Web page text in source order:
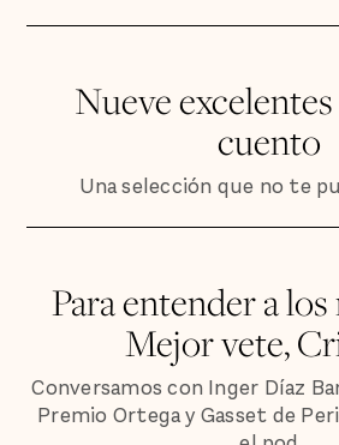
Nueve
cuento
Una selección que no te
Para entender a
Mejor vete,
Conversamos con Inger Díaz
Premio Ortega y Gasset de